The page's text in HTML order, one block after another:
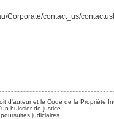
Corporate/contact_us/
d'auteur et le Code de la Propriété
huissier de justice
judiciaires